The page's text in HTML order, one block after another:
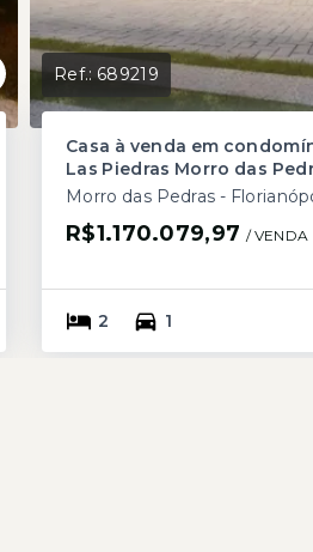
Ref.:689219
Casa à venda em
Las Piedras Morro das
Morro das Pedras -
R$1.170.079,97 / VENDA
2 1